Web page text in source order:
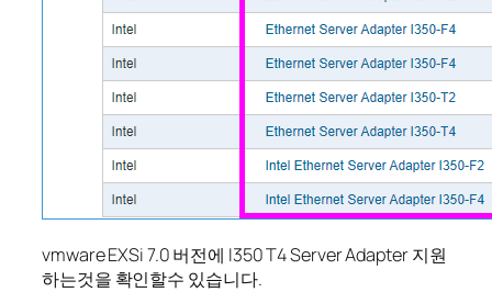
vmware EXSi 7.0 버전에 I350 T4 Server Adapter 지원
하는것을 확인할수 있습니다.